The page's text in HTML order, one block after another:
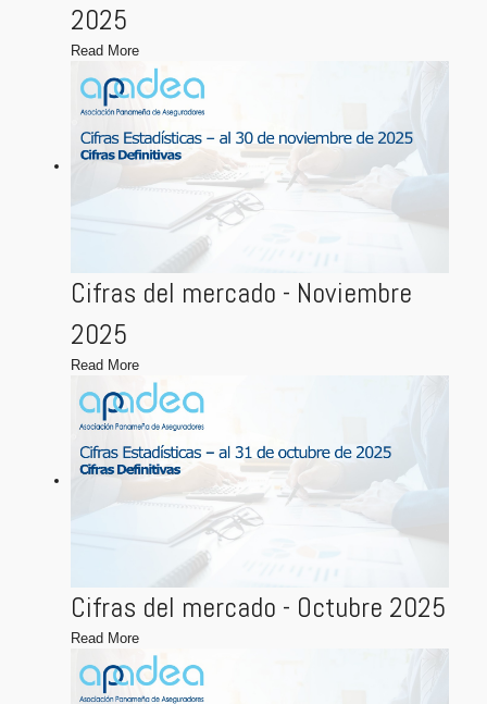
2025
Read More
Cifras del mercado - Noviembre
2025
Read More
Cifras del mercado - Octubre 2025
Read More